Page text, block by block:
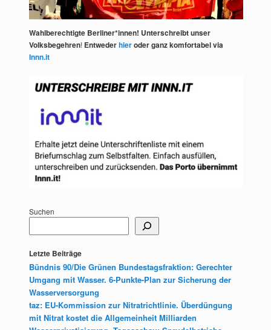
Wahlberechtigte Berliner*innen! Unterschreibt unser
Volksbegehren! Entwederhieroder ganz komfortabel via
Innn.it
Suchen
Letzte Beiträge
Bündnis 90/Die Grünen Bundestagsfraktion: Gerechter
Umgang mit Wasser. 6-Punkte-Plan zur Sicherung der
Wasserversorgung
taz: EU-Kommission zur Nitratrichtlinie. Überdüngung
mit Nitrat kostet die Allgemeinheit Milliarden